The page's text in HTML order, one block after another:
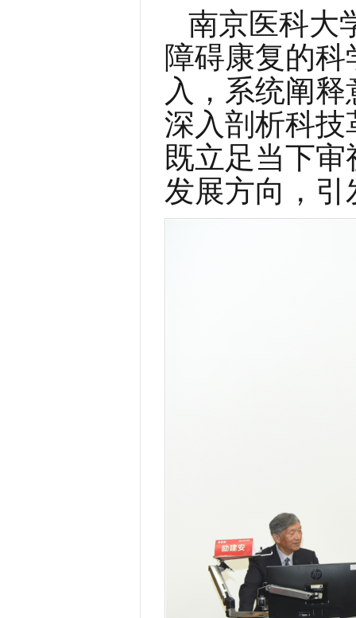
南京医科大
障碍康复的
入，系统阐
深入剖析科
既立足当下
发展方向，